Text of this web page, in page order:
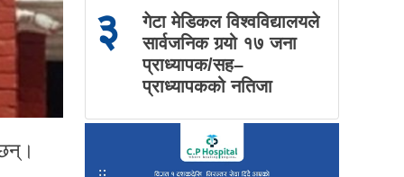
३
गेटा मेडिकल विश्वविद्यालयले
सार्वजनिक गर्‍यो १७ जना
प्राध्यापक/सह–
प्राध्यापकको नतिजा